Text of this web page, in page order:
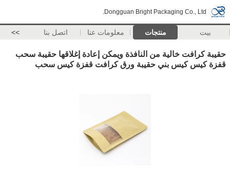
Dongguan Bright Packaging Co., Ltd.
بيت منتجات معلومات عنا اتصل بنا >>
حقيبة كرافت خالية من النافذة ويمكن إعادة إغلاقها حقيبة سحب
قفزة كيس كيس بني حقيبة ورق كرافت قفزة كيس سحب